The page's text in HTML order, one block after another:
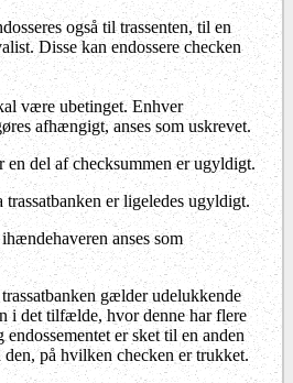
også til trassenten, til en
Disse kan endossere checken
være ubetinget. Enhver
afhængigt, anses som uskrevet.
en del af checksummen er ugyldigt.
trassatbanken er ligeledes ugyldigt.
anses som
gælder udelukkende
i det tilfælde, hvor denne har flere
er sket til en anden
på hvilken checken er trukket.